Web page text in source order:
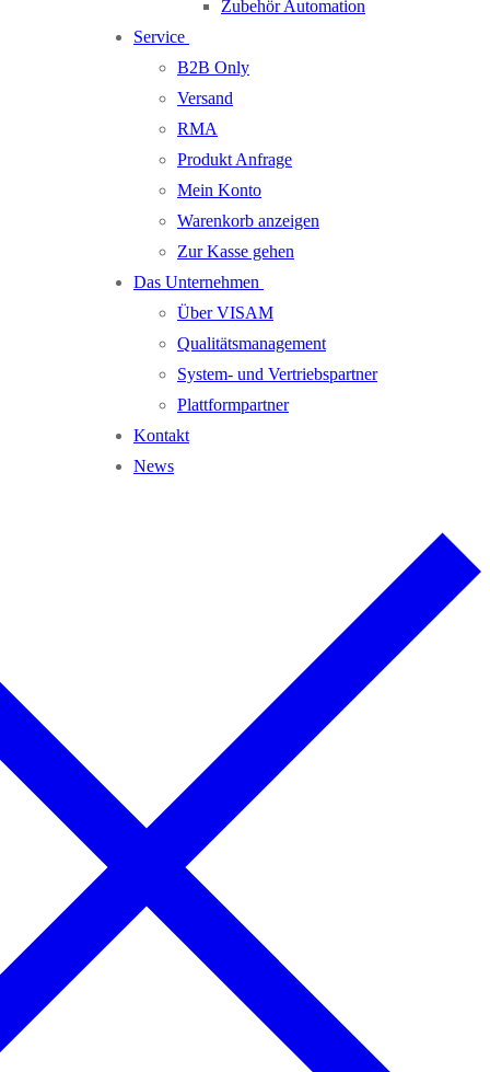
Zubehör Automation
Service
B2B Only
Versand
RMA
Produkt Anfrage
Mein Konto
Warenkorb anzeigen
Zur Kasse gehen
Das Unternehmen
Über VISAM
Qualitätsmanagement
System- und Vertriebspartner
Plattformpartner
Kontakt
News